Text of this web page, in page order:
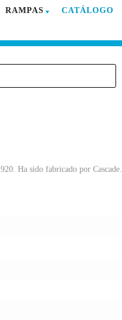
POSTVENTA EMPRESA
RAMPAS CATÁLOGO
Ha sido fabricado por Cascade.